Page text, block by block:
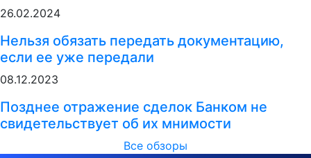
26.02.2024
Нельзя обязать передать документацию,
если ее уже передали
08.12.2023
Позднее отражение сделок Банком не
свидетельствует об их мнимости
Все обзоры